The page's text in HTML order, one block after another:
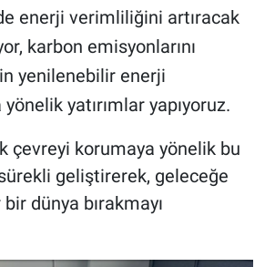
enerji verimliliğini artıracak
karbon emisyonlarını
yenilenebilir enerji
yatırımlar yapıyoruz.
çevreyi korumaya yönelik bu
sürekli geliştirerek, geleceğe
dünya bırakmayı